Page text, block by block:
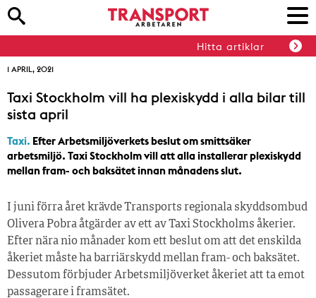
Hitta artiklar
1 APRIL, 2021
Taxi Stockholm vill ha plexiskydd i alla bilar till
sista april
Taxi. Efter Arbetsmiljöverkets beslut om smittsäker
arbetsmiljö. Taxi Stockholm vill att alla installerar plexiskydd
mellan fram- och baksätet innan månadens slut.
I juni förra året krävde Transports regionala skyddsombud
Olivera Pobra åtgärder av ett av Taxi Stockholms åkerier.
Efter nära nio månader kom ett beslut om att det enskilda
åkeriet måste ha barriärskydd mellan fram- och baksätet.
Dessutom förbjuder Arbetsmiljöverket åkeriet att ta emot
passagerare i framsätet.